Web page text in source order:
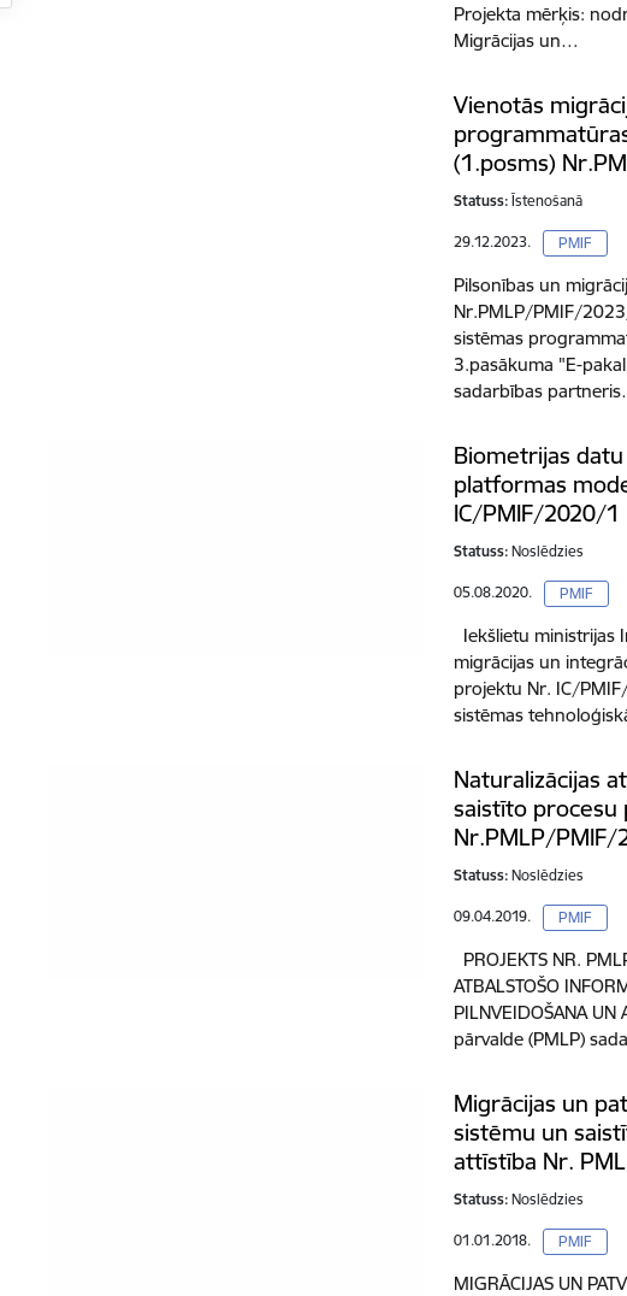
Projekta mērķis:
Migrācijas un…
Vienotās
(1.posms)
Statuss: Īstenošanā
29.12.2023. PMIF
Pilsonības un
Nr.PMLP/PMIF/
sistēmas
3.pasākuma "E-
sadarbības
Biometrijas
platformas
IC/PMIF/2020/1
Statuss: Noslēdzies
05.08.2020. PMIF
Iekšlietu ministrijas
migrācijas un
projektu Nr. IC/
sistēmas
Naturalizācijas
saistīto procesu
Nr.PMLP/PMIF/
Statuss: Noslēdzies
09.04.2019. PMIF
PROJEKTS NR.
ATBALSTOŠO
PILNVEIDOŠANA
pārvalde (PMLP)
Migrācijas un
sistēmu un
attīstība Nr.
Statuss: Noslēdzies
01.01.2018. PMIF
MIGRĀCIJAS UN